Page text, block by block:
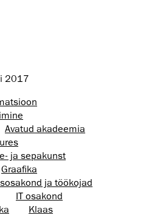
2017
Avatud akadeemia
ja sepakunst
Graafika
ja töökojad
IT osakond
Klaas